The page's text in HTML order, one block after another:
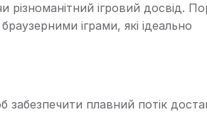
ігровий досвід.
іграми, які ідеально
плавний потік